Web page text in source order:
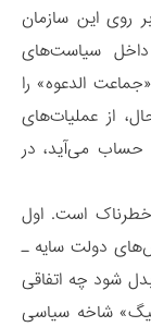
روی این سازمان
سیاست‌های
الدعوه» را
از عملیات‌های
حساب می‌آید، در
خطرناک است. اول
دولت سایه ـ
شود چه اتفاقی
شاخه سیاسی